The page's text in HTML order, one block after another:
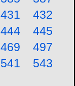
431
432
444
445
469
497
541
543